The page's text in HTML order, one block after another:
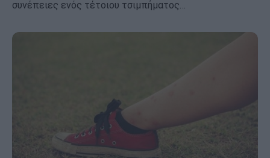
συνέπειες ενός τέτοιου τσιμπήματος…